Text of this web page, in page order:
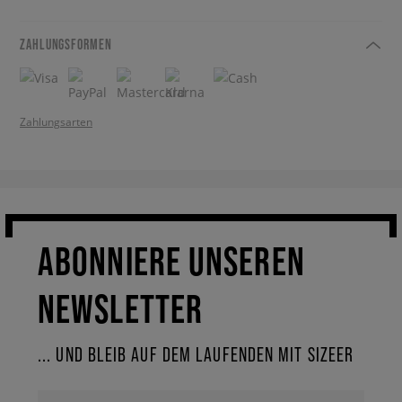
ZAHLUNGSFORMEN
Zahlungsarten
ABONNIERE UNSEREN
NEWSLETTER
... UND BLEIB AUF DEM LAUFENDEN MIT SIZEER